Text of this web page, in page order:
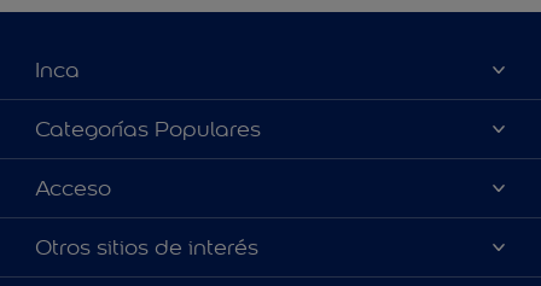
Inca
Acerca de Inca
Contactanos
Encontrá un distribuidor Inca
Categorías Populares
Colores
Productos
Inspiración
Acceso
Accesibilidad
Precisión del color
Otros sitios de interés